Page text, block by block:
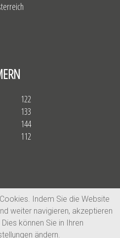
122
133
144
112
Indem Sie die Website
weiter navigieren, akzeptieren
können Sie in Ihren
ändern.